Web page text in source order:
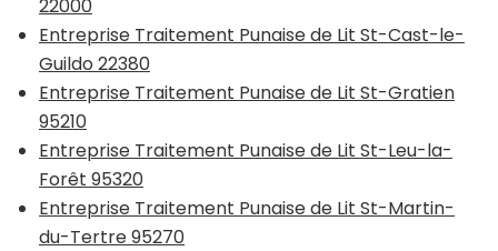
22000
Entreprise Traitement Punaise de Lit St-Cast-le-
Guildo 22380
Entreprise Traitement Punaise de Lit St-Gratien
95210
Entreprise Traitement Punaise de Lit St-Leu-la-
Forêt 95320
Entreprise Traitement Punaise de Lit St-Martin-
du-Tertre 95270